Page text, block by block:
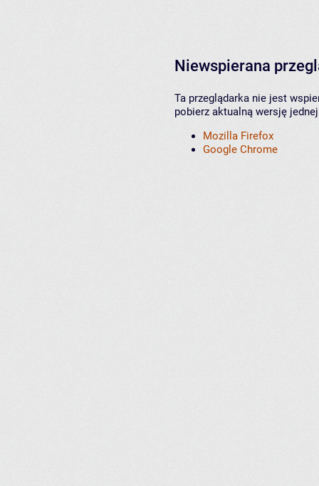
Niewspierana
Ta przeglądarka nie jest
pobierz aktualną wersję
Mozilla Firefox
Google Chrome